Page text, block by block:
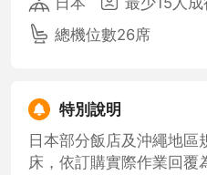
總機位數26席
特別說明
日本部分飯店及沖繩地區
床，依訂購實際作業回覆